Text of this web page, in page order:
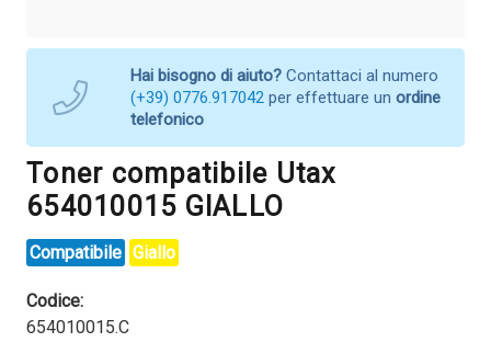
Hai bisogno di aiuto? Contattaci al numero
(+39) 0776.917042 per effettuare un ordine
telefonico
Toner compatibile Utax
654010015 GIALLO
Compatibile Giallo
Codice:
654010015.C